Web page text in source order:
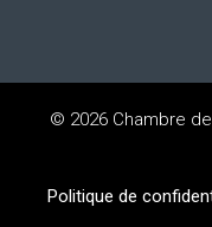
© 2026 Chambre
Politique de